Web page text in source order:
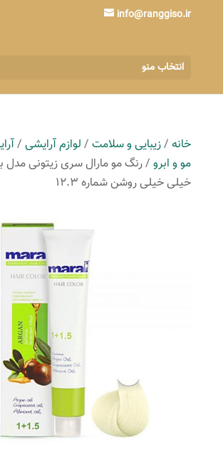
info@ranggiso.ir
انتخاب منو
خانه/زیبایی و سلامت/ لوازم آرایشی/
مو و ابرو/ رنگ مو مارال سری زیتونی مدل
خیلی خیلی روشن شماره 12.3